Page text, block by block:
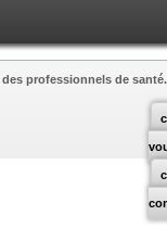
professionnels de santé.